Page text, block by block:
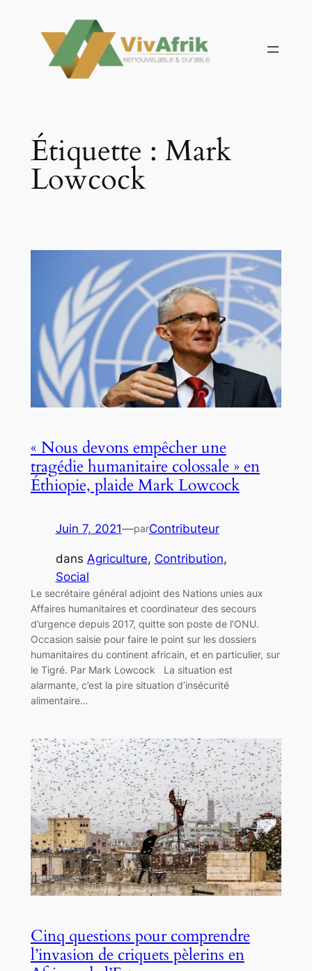
contenu
Étiquette : Mark
Lowcock
« Nous devons empêcher une
tragédie humanitaire colossale » en
Éthiopie, plaide Mark Lowcock
Juin 7, 2021—parContributeur
dans Agriculture, Contribution
Social
Le secrétaire général adjoint des Nations unies aux
Affaires humanitaires et coordinateur des secours
d’urgence depuis 2017, quitte son poste de l’ONU.
Occasion saisie pour faire le point sur les dossiers
humanitaires du continent africain, et en particulier, sur
le Tigré. Par Mark Lowcock La situation est
alarmante, c’est la pire situation d’insécurité
alimentaire…
Cinq questions pour comprendre
l’invasion de criquets pèlerins en